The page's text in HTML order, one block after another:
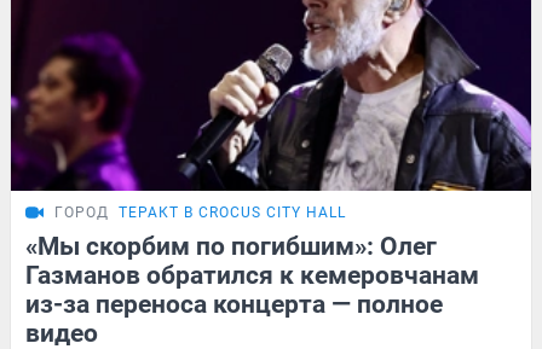
ГОРОД ТЕРАКТ В CROCUS CITY HALL
«Мы скорбим по погибшим»: Олег
Газманов обратился к кемеровчанам
из-за переноса концерта — полное
видео